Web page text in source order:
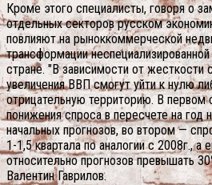
Кроме этого специалисты, говоря о
отдельных секторов русском
повлияют на рыноккоммерческой
трансформации
стране. "В зависимости от жесткости
увеличения ВВП смогут уйти к нулю
отрицательную территорию. В
понижения спроса в пересчете на год
начальных прогнозов, во втором —
1-1,5 квартала по аналогии с 2008г., а
относительно прогнозов превышать
Валентин Гаврилов.